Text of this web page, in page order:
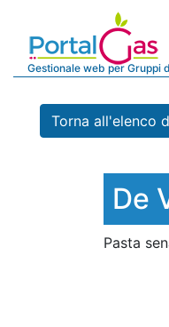
Gestionale web per Gruppi
Torna all'elenco
De
Pasta